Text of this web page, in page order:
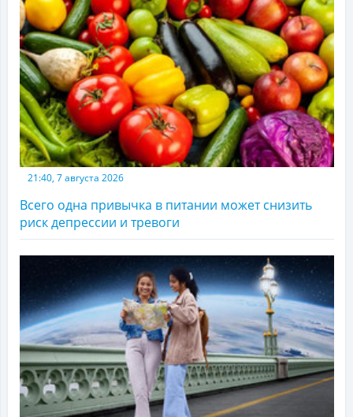
21:40, 7 августа 2026
Всего одна привычка в питании может снизить
риск депрессии и тревоги